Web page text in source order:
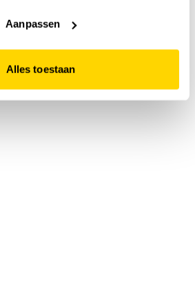
functioneert.
Aanpassen
Alles toestaan